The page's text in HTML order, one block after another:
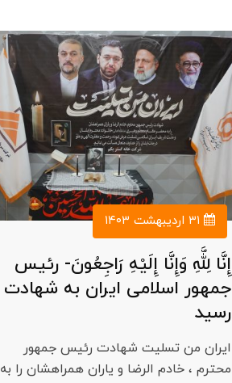
إِنَّا لِلَّهِ وَإِنَّا إِلَیْهِ رَاجِعُونَ- رئیس
جمهور اسلامی ایران به شهادت
رسید
ایران من تسلیت شهادت رئیس جمهور
محترم ، خادم الرضا و یاران همراهشان را به